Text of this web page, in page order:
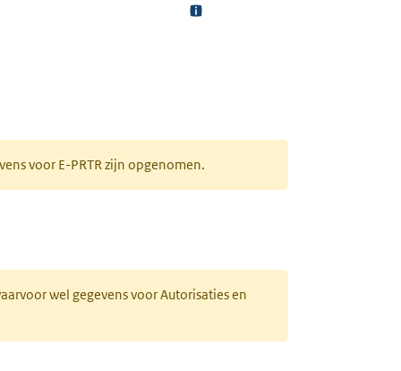
voor E-PRTR zijn opgenomen.
wel gegevens voor Autorisaties en